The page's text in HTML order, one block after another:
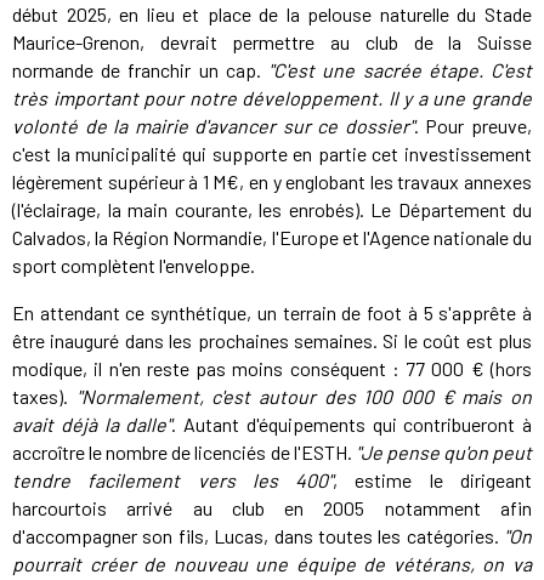
début 2025, en lieu et place de la pelouse naturelle du Stade
Maurice-Grenon, devrait permettre au club de la Suisse
normande de franchir un cap. "C'est une sacrée étape. C'est
très important pour notre développement. Il y a une grande
volonté de la mairie d'avancer sur ce dossier". Pour preuve,
c'est la municipalité qui supporte en partie cet investissement
légèrement supérieur à 1 M€, en y englobant les travaux annexes
(l'éclairage, la main courante, les enrobés). Le Département du
Calvados, la Région Normandie, l'Europe et l'Agence nationale du
sport complètent l'enveloppe.
En attendant ce synthétique, un terrain de foot à 5 s'apprête à
être inauguré dans les prochaines semaines. Si le coût est plus
modique, il n'en reste pas moins conséquent : 77 000 € (hors
taxes). "Normalement, c'est autour des 100 000 € mais on
avait déjà la dalle". Autant d'équipements qui contribueront à
accroître le nombre de licenciés de l'ESTH. "Je pense qu'on peut
tendre facilement vers les 400", estime le dirigeant
harcourtois arrivé au club en 2005 notamment afin
d'accompagner son fils, Lucas, dans toutes les catégories. "On
pourrait créer de nouveau une équipe de vétérans, on va